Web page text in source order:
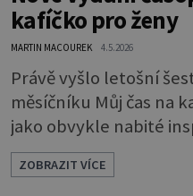
kafíčko pro ženy
MARTIN MACOUREK 4.5.2026
Právě vyšlo letošní
měsíčníku Můj čas na
jako obvykle nabité
laskavostí. Tak si
se do čtení. Ve zranitelnosti je síla Tentokrát
ZOBRAZIT VÍCE